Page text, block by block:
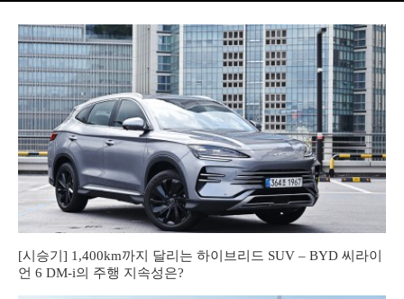
[시승기] 1,400km까지 달리는 하이브리드 SUV – BYD 씨라이
언 6 DM-i의 주행 지속성은?